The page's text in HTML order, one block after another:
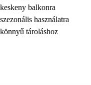
keskeny balkonra
szezonális használatra
könnyű tároláshoz